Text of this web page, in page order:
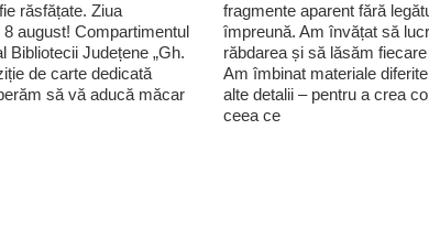
răsfățate. Ziua
august! Compartimentul
Bibliotecii Județene „Gh.
de carte dedicată
să vă aducă măcar
fragmente aparent fără
împreună. Am învățat să
răbdarea și să lăsăm
Am îmbinat materiale
alte detalii – pentru a crea
ceea ce